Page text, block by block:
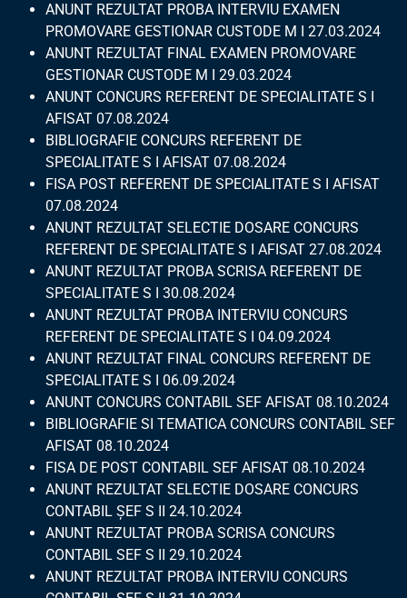
ANUNT REZULTAT PROBA INTERVIU EXAMEN
PROMOVARE GESTIONAR CUSTODE M I 27.03.2024
ANUNT REZULTAT FINAL EXAMEN PROMOVARE
GESTIONAR CUSTODE M I 29.03.2024
ANUNT CONCURS REFERENT DE SPECIALITATE S I
AFISAT 07.08.2024
BIBLIOGRAFIE CONCURS REFERENT DE
SPECIALITATE S I AFISAT 07.08.2024
FISA POST REFERENT DE SPECIALITATE S I AFISAT
07.08.2024
ANUNT REZULTAT SELECTIE DOSARE CONCURS
REFERENT DE SPECIALITATE S I AFISAT 27.08.2024
ANUNT REZULTAT PROBA SCRISA REFERENT DE
SPECIALITATE S I 30.08.2024
ANUNT REZULTAT PROBA INTERVIU CONCURS
REFERENT DE SPECIALITATE S I 04.09.2024
ANUNT REZULTAT FINAL CONCURS REFERENT DE
SPECIALITATE S I 06.09.2024
ANUNT CONCURS CONTABIL SEF AFISAT 08.10.2024
BIBLIOGRAFIE SI TEMATICA CONCURS CONTABIL SEF
AFISAT 08.10.2024
FISA DE POST CONTABIL SEF AFISAT 08.10.2024
ANUNT REZULTAT SELECTIE DOSARE CONCURS
CONTABIL ȘEF S II 24.10.2024
ANUNT REZULTAT PROBA SCRISA CONCURS
CONTABIL SEF S II 29.10.2024
ANUNT REZULTAT PROBA INTERVIU CONCURS